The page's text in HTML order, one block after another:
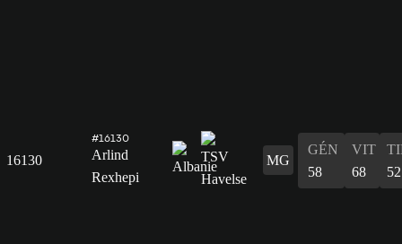
16130
#16130
Arlind
Rexhepi
MG
GÉN
58
VIT
68
52